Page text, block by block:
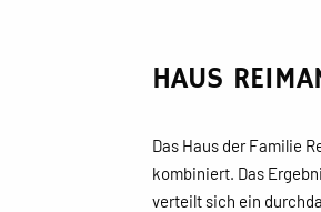
HAUS
Das Haus der Familie
kombiniert. Das
verteilt sich ein